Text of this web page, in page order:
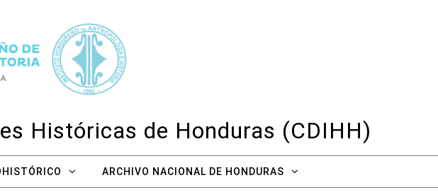
Históricas de Honduras (CDIHH)
ARCHIVO NACIONAL DE HONDURAS